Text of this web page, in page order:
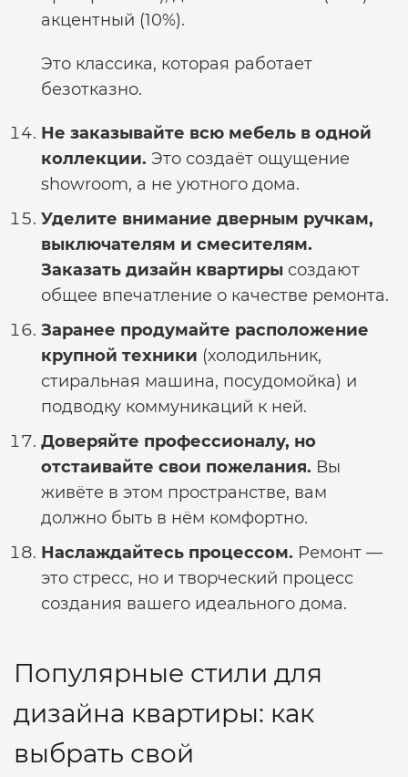
акцентный (10%).
Это классика, которая работает
безотказно.
Не заказывайте всю мебель в одной
коллекции. Это создаёт ощущение
showroom, а не уютного дома.
Уделите внимание дверным ручкам,
выключателям и смесителям.
Заказать дизайн квартиры создают
общее впечатление о качестве ремонта.
Заранее продумайте расположение
крупной техники (холодильник,
стиральная машина, посудомойка) и
подводку коммуникаций к ней.
Доверяйте профессионалу, но
отстаивайте свои пожелания. Вы
живёте в этом пространстве, вам
должно быть в нём комфортно.
Наслаждайтесь процессом. Ремонт —
это стресс, но и творческий процесс
создания вашего идеального дома.
Популярные стили для
дизайна квартиры: как
выбрать свой